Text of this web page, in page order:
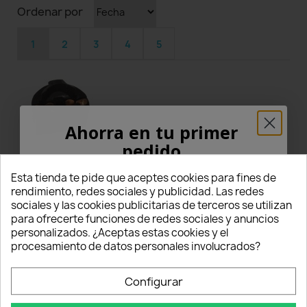
Ordenar por
1 2 3 4 5
Luca N
12/03/2022
Verified Purchaser
Ottimi
Ottima qualità, ero scettico, ma farò in futuro
nuovi acquisti da voi.
Grazie per aver risolto il mio problema
Esta tienda te pide que aceptes cookies para fines de
rendimiento, redes sociales y publicidad. Las redes
sociales y las cookies publicitarias de terceros se utilizan
para ofrecerte funciones de redes sociales y anuncios
personalizados. ¿Aceptas estas cookies y el
procesamiento de datos personales involucrados?
Configurar
Ahorra en tu primer
pedido
¡5% PARA TI!
Introduce tu correo electrónico aquí abajo
para recibir un5% DE DESCUENTOen tu
primer pedido.
Nome